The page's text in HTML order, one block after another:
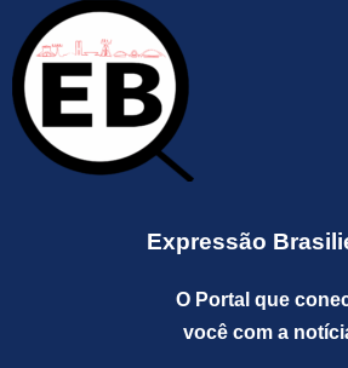
Expressão
O Portal que
você com a